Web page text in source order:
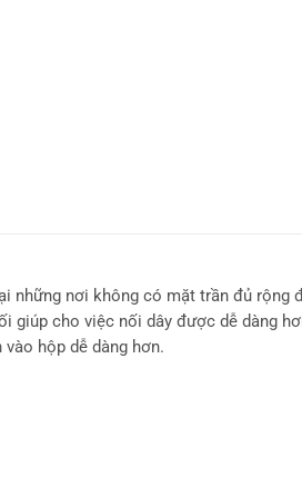
những nơi không có mặt trần đủ rộng
giúp cho việc nối dây được dễ dàng
hộp dễ dàng hơn.